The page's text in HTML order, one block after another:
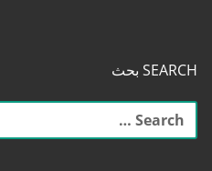
SEARCH بحث
البحث
عن: